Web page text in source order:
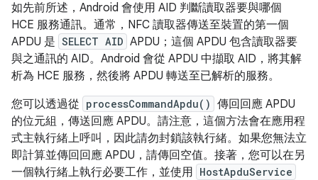
如先前所述，Android 會使用 AID 判斷讀取器要與哪個
HCE 服務通訊。通常，NFC 讀取器傳送至裝置的第一個
APDU 是 SELECT AID APDU；這個 APDU 包含讀取器要
與之通訊的 AID。Android 會從 APDU 中擷取 AID，將其解
析為 HCE 服務，然後將 APDU 轉送至已解析的服務。
您可以透過從 processCommandApdu() 傳回回應 APDU
的位元組，傳送回應 APDU。請注意，這個方法會在應用程
式主執行緒上呼叫，因此請勿封鎖該執行緒。如果您無法立
即計算並傳回回應 APDU，請傳回空值。接著，您可以在另
一個執行緒上執行必要工作，並使用 HostApduService